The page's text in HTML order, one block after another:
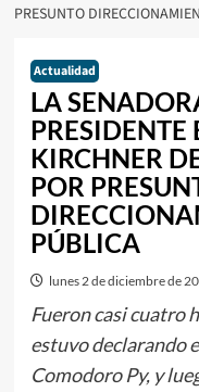
PRESUNTO
Actualidad
LA
PRESIDENTE
KIRCHNER
POR
PÚBLICA
lunes 2 de diciembre de
Fueron casi cuatro
estuvo declarando
Comodoro Py, y